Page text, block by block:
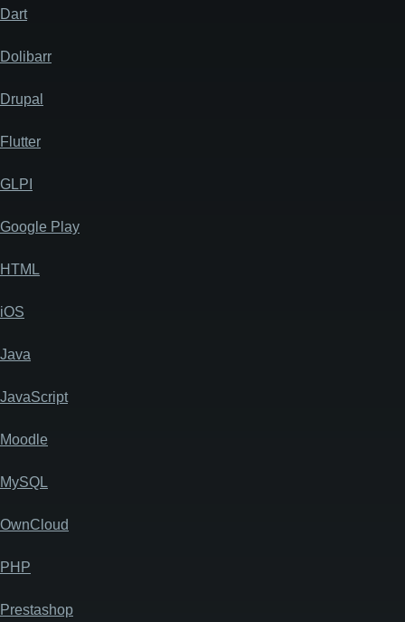
Dart
Dolibarr
Drupal
Flutter
GLPI
Google Play
HTML
iOS
Java
JavaScript
Moodle
MySQL
OwnCloud
PHP
Prestashop